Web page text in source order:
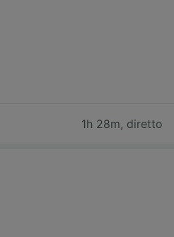
1h 28m, diretto